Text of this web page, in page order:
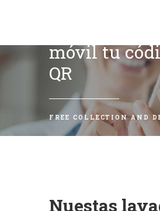
móvil tu
QR
FREE COLLECTION AND
Nuestas